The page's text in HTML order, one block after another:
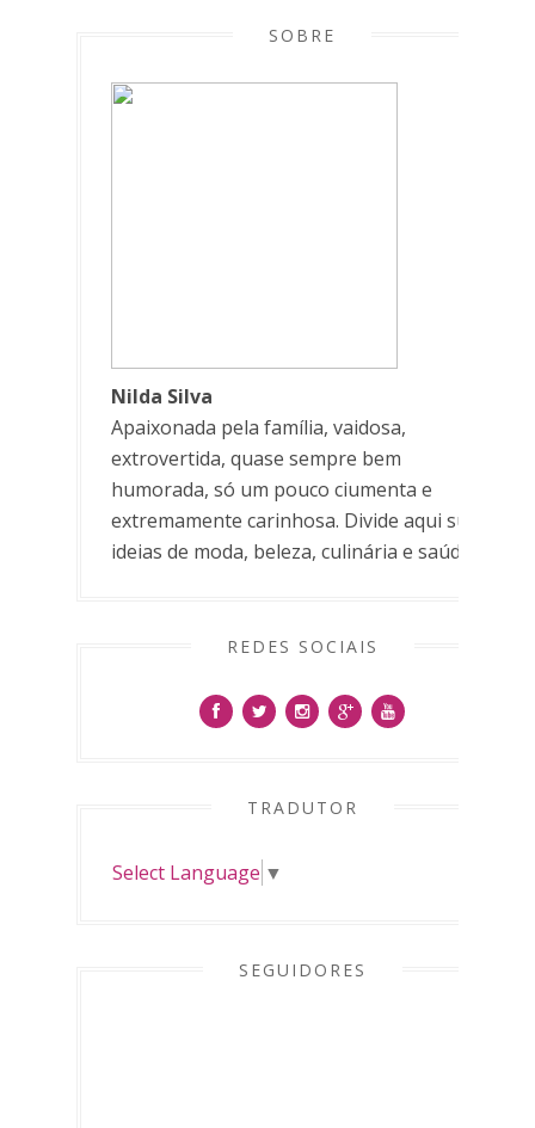
SOBRE
Nilda Silva
Apaixonada pela família, vaidosa,
extrovertida, quase sempre bem
humorada, só um pouco ciumenta e
extremamente carinhosa. Divide aqui suas
ideias de moda, beleza, culinária e saúde.
REDES SOCIAIS
TRADUTOR
Select Language ▼
SEGUIDORES